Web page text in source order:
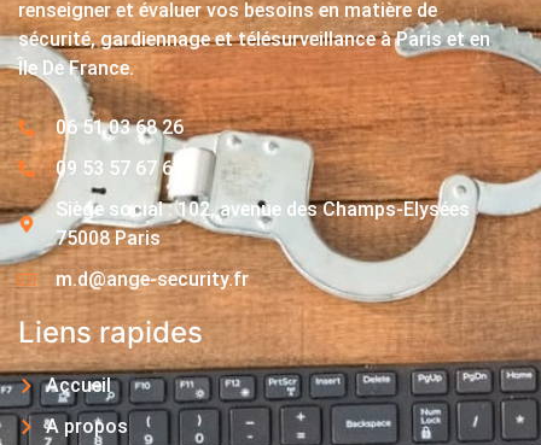
renseigner et évaluer vos besoins en matière de
sécurité, gardiennage et télésurveillance à Paris et en
Île De France.
06 51 03 68 26
09 53 57 67 63
Siège social : 102, avenue des Champs-Elysées
75008 Paris
m.d@ange-security.fr
Liens rapides
Accueil
A propos